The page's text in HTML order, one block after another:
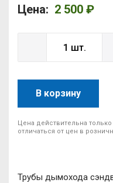
Цена: 2 500 ₽
В корзину
Цена действительна
отличаться от цен в
Трубы дымохода